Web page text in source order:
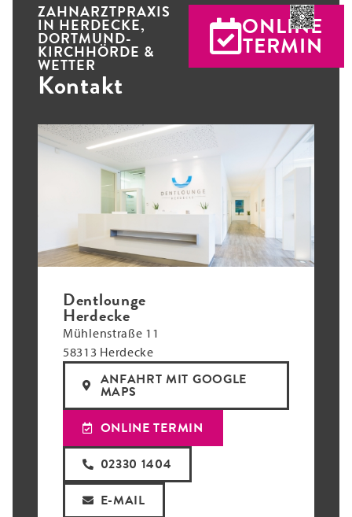
ZAHNARZTPRAXIS
IN HERDECKE,
DORTMUND-
KIRCHHÖRDE &
WETTER
Kontakt
ONLINE
TERMIN
Dentlounge
Herdecke
Mühlenstraße 11
58313 Herdecke
ANFAHRT MIT GOOGLE
MAPS
ONLINE TERMIN
02330 1404
E-MAIL